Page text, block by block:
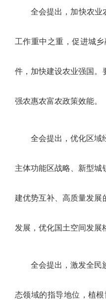
全会提出，加快农业
工作重中之重，促进城
件，加快建设农业强国。
强农惠农富农政策效能。
全会提出，优化区域
主体功能区战略、新型
建优势互补、高质量发展
发展，优化国土空间发展
全会提出，激发全民
态领域的指导地位，植